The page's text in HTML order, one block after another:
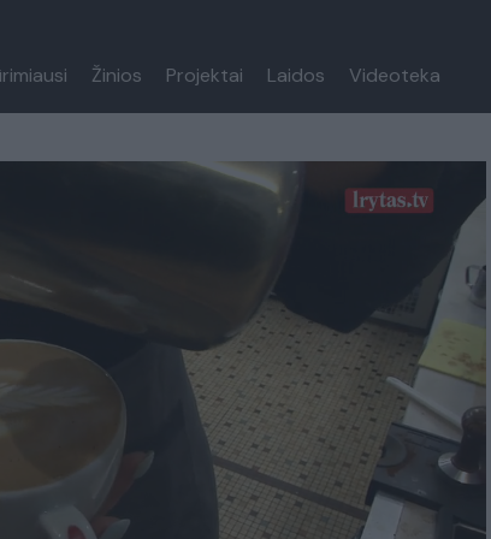
Žinios Projektai Laidos Videoteka